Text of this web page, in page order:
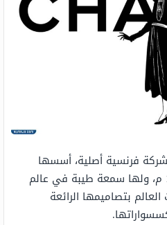
فرنسية أصلية، أسسها
غابرييل كوكو شانيل عام 1910 م، ولها سمعة طيبة في عالم
بتصاميمها الرائعة